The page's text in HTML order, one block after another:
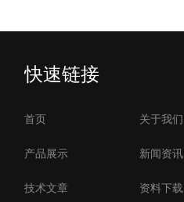
快速链接
首页 关于我们
产品展示 新闻资讯
技术文章 资料下载